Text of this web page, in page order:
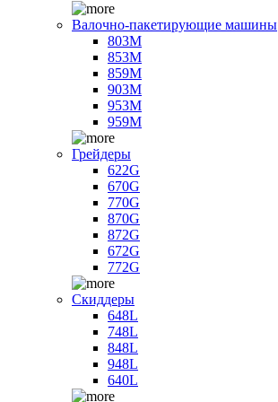
Валочно-пакетирующие машины
803M
853M
859M
903M
953M
959M
Грейдеры
622G
670G
770G
870G
872G
672G
772G
Скиддеры
648L
748L
848L
948L
640L